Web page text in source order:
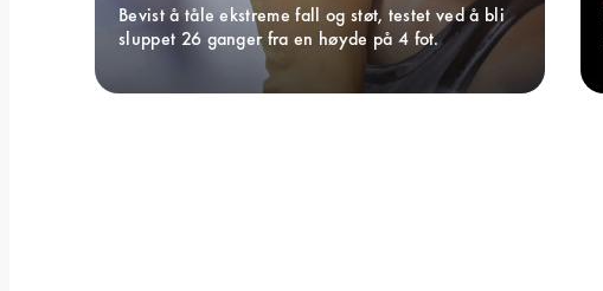
Bevist å tåle ekstreme fall og støt, testet ved å bli
sluppet 26 ganger fra en høyde på 4 fot.